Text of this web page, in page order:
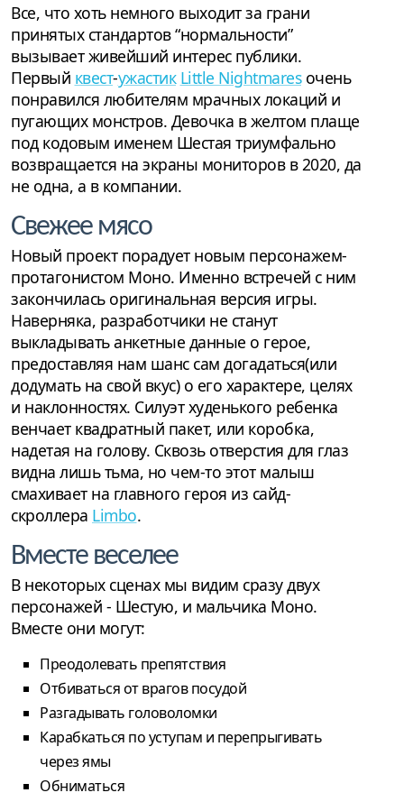
Все, что хоть немного выходит за грани
принятых стандартов “нормальности”
вызывает живейший интерес публики.
Первый квест-ужастик Little Nightmaresочень
понравился любителям мрачных локаций и
пугающих монстров. Девочка в желтом плаще
под кодовым именем Шестая триумфально
возвращается на экраны мониторов в 2020, да
не одна, а в компании.
Свежее мясо
Новый проект порадует новым персонажем-
протагонистом Моно. Именно встречей с ним
закончилась оригинальная версия игры.
Наверняка, разработчики не станут
выкладывать анкетные данные о герое,
предоставляя нам шанс сам догадаться(или
додумать на свой вкус) о его характере, целях
и наклонностях. Силуэт худенького ребенка
венчает квадратный пакет, или коробка,
надетая на голову. Сквозь отверстия для глаз
видна лишь тьма, но чем-то этот малыш
смахивает на главного героя из сайд-
скроллера Limbo.
Вместе веселее
В некоторых сценах мы видим сразу двух
персонажей - Шестую, и мальчика Моно.
Вместе они могут:
Преодолевать препятствия
Отбиваться от врагов посудой
Разгадывать головоломки
Карабкаться по уступам и перепрыгивать
через ямы
Обниматься